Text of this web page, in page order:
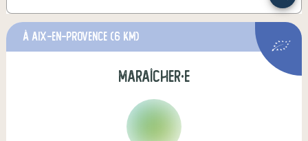
à Aix-en-Provence (6 km)
maraîcher·e